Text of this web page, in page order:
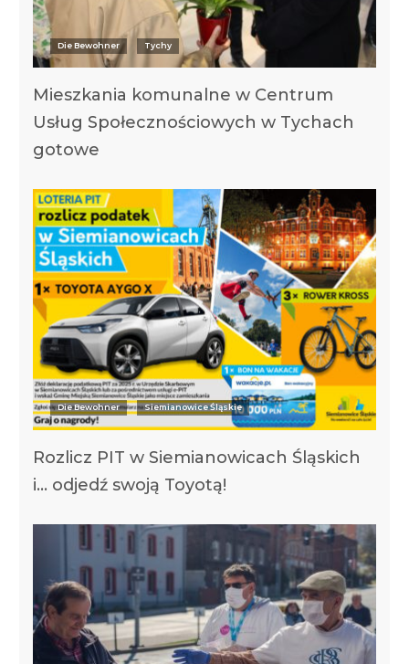
Die Bewohner Tychy
Mieszkania komunalne w Centrum
Usług Społecznościowych w Tychach
gotowe
Die Bewohner Siemianowice Śląskie
Rozlicz PIT w Siemianowicach Śląskich
i… odjedź swoją Toyotą!